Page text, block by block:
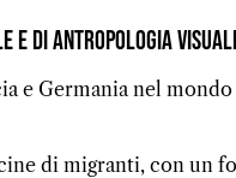
di antropologia
e Germania nel
di migranti, con un